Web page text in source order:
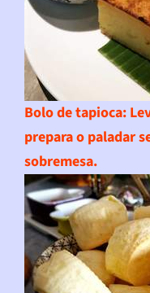
Bolo de tapioca:
prepara o paladar
sobremesa.